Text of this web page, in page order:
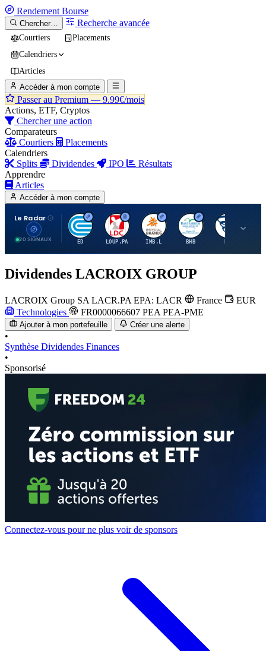
Rendement Bourse
Chercher… Recherche avancée
Courtiers
Placements
Calendriers
Articles
Accéder à mon compte
Passer au Premium — 9.99€/mois
Actions, ETF, Cryptos
Chercher une action
Comparateurs
Courtiers
Placements
Calendriers
Splits
Dividendes IPO
Résultats
Apprendre
Articles
Accéder à mon compte
Le Radar
20 SIGNAUX
C
ED
L
LOUP.PA
I
IMB.L
B
BHB
B
Dividendes LACROIX GROUP
LACROIX Group SA LACR.PA EPA: LACR France
EUR
Technologies
FR0000066607 PEA PEA-PME
Ajouter à mon portefeuille Créer une alerte
•
Synthèse Dividendes Finances
•
Sponsorisé
Connectez-vous pour ne plus voir de sponsors